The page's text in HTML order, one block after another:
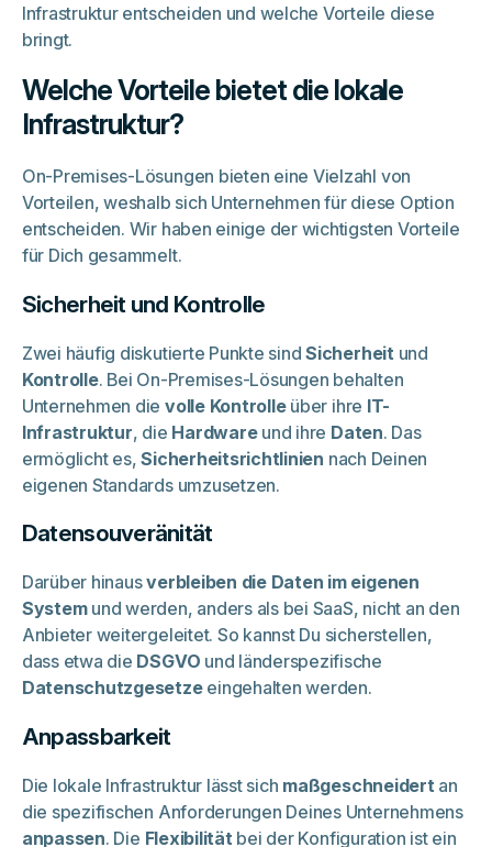
Infrastruktur entscheiden und welche Vorteile diese
bringt.
Welche Vorteile bietet die lokale
Infrastruktur?
On-Premises-Lösungen bieten eine Vielzahl von
Vorteilen, weshalb sich Unternehmen für diese Option
entscheiden. Wir haben einige der wichtigsten Vorteile
für Dich gesammelt.
Sicherheit und Kontrolle
Zwei häufig diskutierte Punkte sindSicherheit und
Kontrolle. Bei On-Premises-Lösungen behalten
Unternehmen dievolle Kontrolleüber ihre IT-
Infrastruktur, die Hardwareund ihre Daten. Das
ermöglicht es,Sicherheitsrichtlinien nach Deinen
eigenen Standards umzusetzen.
Datensouveränität
Darüber hinausverbleiben die Daten im eigenen
Systemund werden, anders als bei SaaS, nicht an den
Anbieter weitergeleitet. So kannst Du sicherstellen,
dass etwa die DSGVO und länderspezifische
Datenschutzgesetzeeingehalten werden.
Anpassbarkeit
Die lokale Infrastruktur lässt sich maßgeschneidert an
die spezifischen Anforderungen Deines Unternehmens
anpassen. Die Flexibilität bei der Konfiguration ist ein